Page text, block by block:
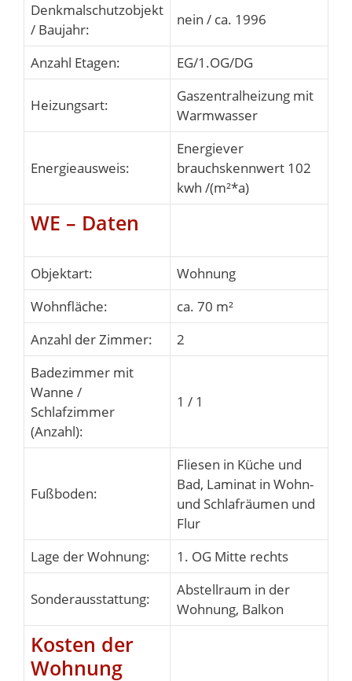
Denkmalschutzobjekt
/ Baujahr:
nein / ca. 1996
Anzahl Etagen: EG/1.OG/DG
Heizungsart:
Gaszentralheizung mit
Warmwasser
Energieausweis:
Energiever
brauchskennwert 102
kwh /(m²*a)
WE – Daten
Objektart:
Wohnung
Wohnfläche:
ca. 70 m²
Anzahl der Zimmer:
2
Badezimmer mit
Wanne /
Schlafzimmer
(Anzahl):
1 / 1
Fußboden:
Fliesen in Küche und
Bad, Laminat in Wohn-
und Schlafräumen und
Flur
Lage der Wohnung:
1. OG Mitte rechts
Sonderausstattung:
Abstellraum in der
Wohnung, Balkon
Kosten der
Wohnung